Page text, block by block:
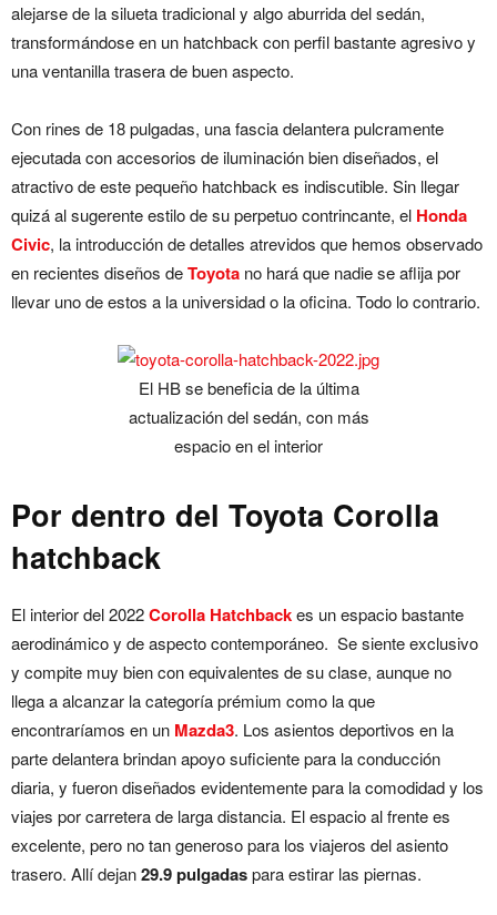
alejarse de la silueta tradicional y algo aburrida del sedán,
transformándose en un hatchback con perfil bastante agresivo y
una ventanilla trasera de buen aspecto.
Con rines de 18 pulgadas, una fascia delantera pulcramente
ejecutada con accesorios de iluminación bien diseñados, el
atractivo de este pequeño hatchback es indiscutible. Sin llegar
quizá al sugerente estilo de su perpetuo contrincante, el Honda
Civic, la introducción de detalles atrevidos que hemos observado
en recientes diseños deToyota no hará que nadie se aflija por
llevar uno de estos a la universidad o la oficina. Todo lo contrario.
El HB se beneficia de la última
actualización del sedán, con más
espacio en el interior
Por dentro del Toyota Corolla
hatchback
El interior del 2022Corolla Hatchbackes un espacio bastante
aerodinámico y de aspecto contemporáneo. Se siente exclusivo
y compite muy bien con equivalentes de su clase, aunque no
llega a alcanzar la categoría prémium como la que
encontraríamos en un Mazda3. Los asientos deportivos en la
parte delantera brindan apoyo suficiente para la conducción
diaria, y fueron diseñados evidentemente para la comodidad y los
viajes por carretera de larga distancia. El espacio al frente es
excelente, pero no tan generoso para los viajeros del asiento
trasero. Allí dejan29.9 pulgadaspara estirar las piernas.